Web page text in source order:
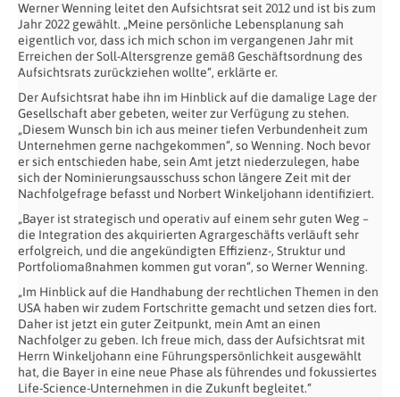
Werner Wenning leitet den Aufsichtsrat seit 2012 und ist bis zum
Jahr 2022 gewählt. „Meine persönliche Lebensplanung sah
eigentlich vor, dass ich mich schon im vergangenen Jahr mit
Erreichen der Soll-Altersgrenze gemäß Geschäftsordnung des
Aufsichtsrats zurückziehen wollte“, erklärte er.
Der Aufsichtsrat habe ihn im Hinblick auf die damalige Lage der
Gesellschaft aber gebeten, weiter zur Verfügung zu stehen.
„Diesem Wunsch bin ich aus meiner tiefen Verbundenheit zum
Unternehmen gerne nachgekommen“, so Wenning. Noch bevor
er sich entschieden habe, sein Amt jetzt niederzulegen, habe
sich der Nominierungsausschuss schon längere Zeit mit der
Nachfolgefrage befasst und Norbert Winkeljohann identifiziert.
„Bayer ist strategisch und operativ auf einem sehr guten Weg –
die Integration des akquirierten Agrargeschäfts verläuft sehr
erfolgreich, und die angekündigten Effizienz-, Struktur und
Portfoliomaßnahmen kommen gut voran“, so Werner Wenning.
„Im Hinblick auf die Handhabung der rechtlichen Themen in den
USA haben wir zudem Fortschritte gemacht und setzen dies fort.
Daher ist jetzt ein guter Zeitpunkt, mein Amt an einen
Nachfolger zu geben. Ich freue mich, dass der Aufsichtsrat mit
Herrn Winkeljohann eine Führungspersönlichkeit ausgewählt
hat, die Bayer in eine neue Phase als führendes und fokussiertes
Life-Science-Unternehmen in die Zukunft begleitet.“